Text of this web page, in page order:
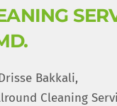
Bakkali,
Cleaning